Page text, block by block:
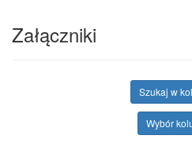
Załączniki
Szukaj w
Wybór